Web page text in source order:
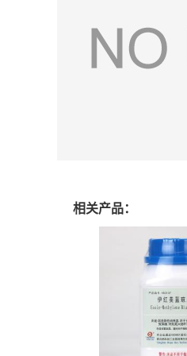
相关产品：